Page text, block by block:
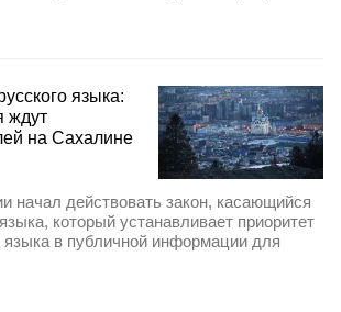
языка:
ждут
на Сахалине
начал действовать закон, касающийся
который устанавливает приоритет
языка в публичной информации для